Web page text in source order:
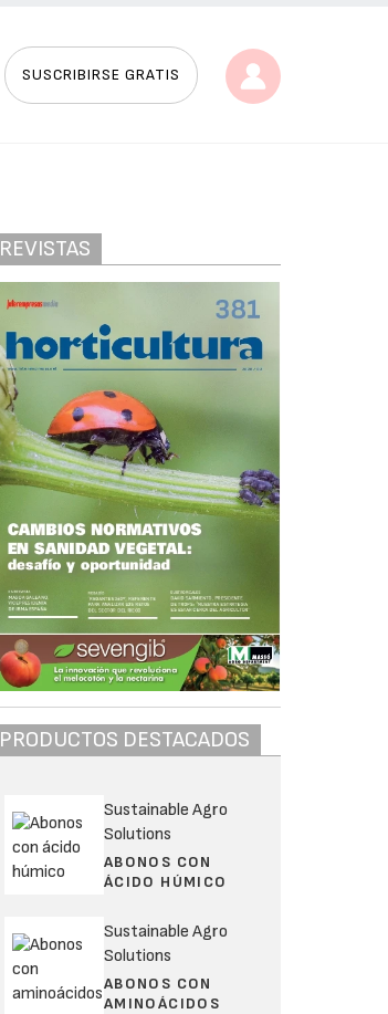
SUSCRIBIRSE GRATIS
REVISTAS
PRODUCTOS DESTACADOS
Sustainable Agro
Solutions
ABONOS CON
ÁCIDO HÚMICO
Sustainable Agro
Solutions
ABONOS CON
AMINOÁCIDOS